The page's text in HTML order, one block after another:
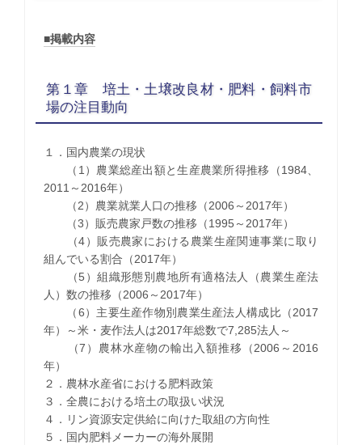
■掲載内容
第１章 培土・土壌改良材・肥料・飼料市
場の注目動向
１．国内農業の現状
（1）農業総産出額と生産農業所得推移（1984、
2011～2016年）
（2）農業就業人口の推移（2006～2017年）
（3）販売農家戸数の推移（1995～2017年）
（4）販売農家における農業生産関連事業に取り
組んでいる割合（2017年）
（5）組織形態別農地所有適格法人（農業生産法
人）数の推移（2006～2017年）
（6）主要生産作物別農業生産法人構成比（2017
年）～米・麦作法人は2017年総数で7,285法人～
（7）農林水産物の輸出入額推移（2006～2016
年）
２．農林水産省における肥料政策
３．全農における培土の取扱い状況
４．リン資源安定供給に向けた取組の方向性
５．国内肥料メーカーの海外展開